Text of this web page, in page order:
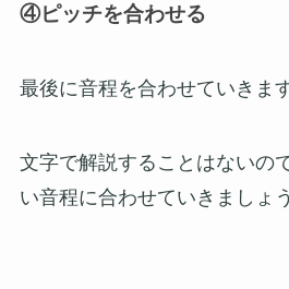
④ピッチを合わせる
最後に音程を合わせていきます
文字で解説することはないの
い音程に合わせていきましょう